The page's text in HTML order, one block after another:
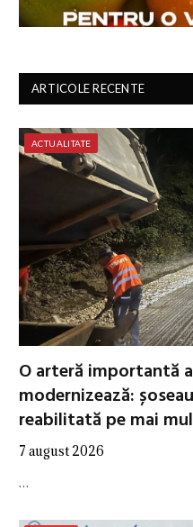
ARTICOLE RECENTE
ACTUALITATE
O arteră importantă
modernizează:
reabilitată pe mai
7 august 2026
…